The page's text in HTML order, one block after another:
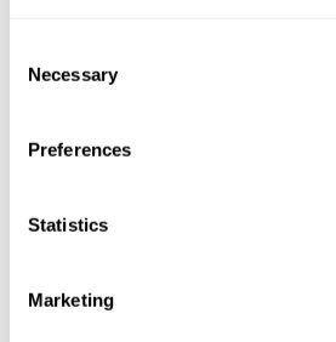
Necessary
Preferences
Statistics
Marketing